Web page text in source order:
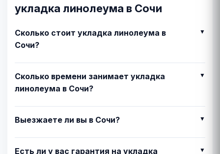
укладка линолеума в Сочи
Сколько стоит укладка линолеума в
Сочи?
Сколько времени занимает укладка
линолеума в Сочи?
Выезжаете ли вы в Сочи?
Есть ли у вас гарантия на укладка